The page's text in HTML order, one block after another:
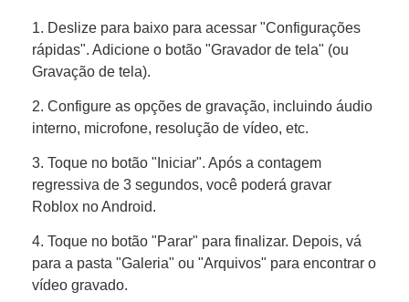
1. Deslize para baixo para acessar "Configurações
rápidas". Adicione o botão "Gravador de tela" (ou
Gravação de tela).
2. Configure as opções de gravação, incluindo áudio
interno, microfone, resolução de vídeo, etc.
3. Toque no botão "Iniciar". Após a contagem
regressiva de 3 segundos, você poderá gravar
Roblox no Android.
4. Toque no botão "Parar" para finalizar. Depois, vá
para a pasta "Galeria" ou "Arquivos" para encontrar o
vídeo gravado.